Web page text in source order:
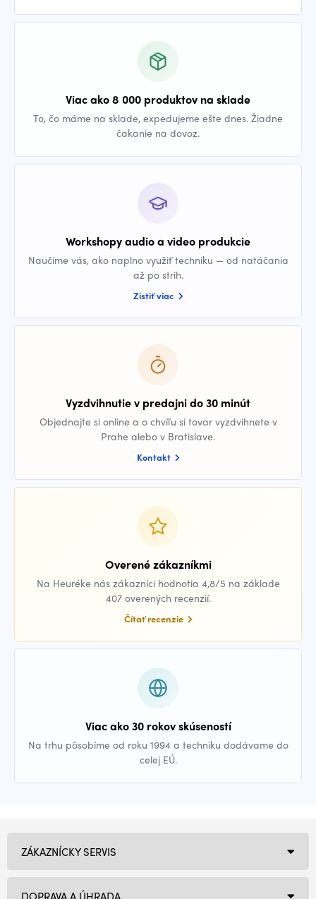
Viac ako 8 000 produktov na sklade
To, čo máme na sklade, expedujeme ešte dnes. Žiadne
čakanie na dovoz.
Workshopy audio a video produkcie
Naučíme vás, ako naplno využiť techniku — od natáčania
až po strih.
Zistiť viac
Vyzdvihnutie v predajni do 30 minút
Objednajte si online a o chvíľu si tovar vyzdvihnete v
Prahe alebo v Bratislave.
Kontakt
Overené zákazníkmi
Na Heuréke nás zákazníci hodnotia 4,8/5 na základe
407 overených recenzií.
Čítať recenzie
Viac ako 30 rokov skúseností
Na trhu pôsobíme od roku 1994 a techniku dodávame do
celej EÚ.
ZÁKAZNÍCKY SERVIS